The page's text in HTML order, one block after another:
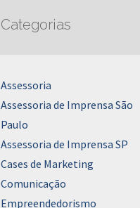
Categorias
Assessoria
Assessoria de Imprensa São
Paulo
Assessoria de Imprensa SP
Cases de Marketing
Comunicação
Empreendedorismo